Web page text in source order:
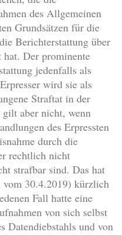
des Allgemeinen
Grundsätzen für die
Berichterstattung über
hat. Der prominente
jedenfalls als
wird sie als
Straftat in der
gilt aber nicht, wenn
des Erpressten
durch die
rechtlich nicht
strafbar sind. Das hat
30.4.2019) kürzlich
Fall hatte eine
von sich selbst
Datendiebstahls und von